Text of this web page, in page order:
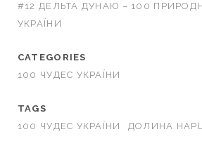
#12 ДЕЛЬТА ДУНАЮ – 100
УКРАЇНИ
CATEGORIES
100 ЧУДЕС УКРАЇНИ
TAGS
100 ЧУДЕС УКРАЇНИ
ДОЛИНА